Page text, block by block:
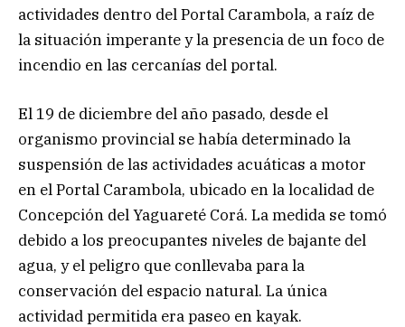
actividades dentro del Portal Carambola, a raíz de
la situación imperante y la presencia de un foco de
incendio en las cercanías del portal.
El 19 de diciembre del año pasado, desde el
organismo provincial se había determinado la
suspensión de las actividades acuáticas a motor
en el Portal Carambola, ubicado en la localidad de
Concepción del Yaguareté Corá. La medida se tomó
debido a los preocupantes niveles de bajante del
agua, y el peligro que conllevaba para la
conservación del espacio natural. La única
actividad permitida era paseo en kayak.